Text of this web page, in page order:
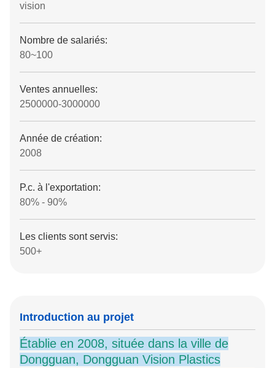
vision
Nombre de salariés:
80~100
Ventes annuelles:
2500000-3000000
Année de création:
2008
P.c. à l'exportation:
80% - 90%
Les clients sont servis:
500+
Introduction au projet
Établie en 2008, située dans la ville de
Dongguan, Dongguan Vision Plastics